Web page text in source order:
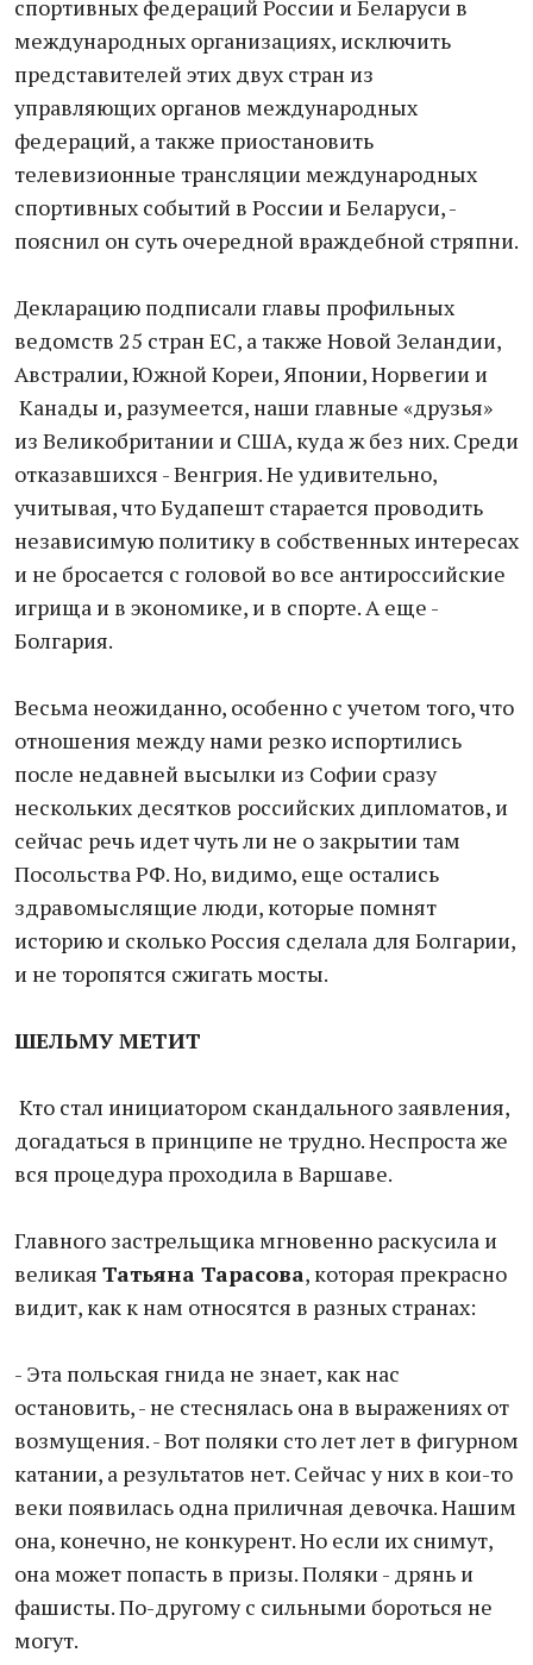
спортивных федераций России и Беларуси в
международных организациях, исключить
представителей этих двух стран из
управляющих органов международных
федераций, а также приостановить
телевизионные трансляции международных
спортивных событий в России и Беларуси, -
пояснил он суть очередной враждебной стряпни.
Декларацию подписали главы профильных
ведомств 25 стран ЕС, а также Новой Зеландии,
Австралии, Южной Кореи, Японии, Норвегии и
Канады и, разумеется, наши главные «друзья»
из Великобритании и США, куда ж без них. Среди
отказавшихся - Венгрия. Не удивительно,
учитывая, что Будапешт старается проводить
независимую политику в собственных интересах
и не бросается с головой во все антироссийские
игрища и в экономике, и в спорте. А еще -
Болгария.
Весьма неожиданно, особенно с учетом того, что
отношения между нами резко испортились
после недавней высылки из Софии сразу
нескольких десятков российских дипломатов, и
сейчас речь идет чуть ли не о закрытии там
Посольства РФ. Но, видимо, еще остались
здравомыслящие люди, которые помнят
историю и сколько Россия сделала для Болгарии,
и не торопятся сжигать мосты.
ШЕЛЬМУ МЕТИТ
Кто стал инициатором скандального заявления,
догадаться в принципе не трудно. Неспроста же
вся процедура проходила в Варшаве.
Главного застрельщика мгновенно раскусила и
великая Татьяна Тарасова, которая прекрасно
видит, как к нам относятся в разных странах:
- Эта польская гнида не знает, как нас
остановить, - не стеснялась она в выражениях от
возмущения. - Вот поляки сто лет лет в фигурном
катании, а результатов нет. Сейчас у них в кои-то
веки появилась одна приличная девочка. Нашим
она, конечно, не конкурент. Но если их снимут,
она может попасть в призы. Поляки - дрянь и
фашисты. По-другому с сильными бороться не
могут.